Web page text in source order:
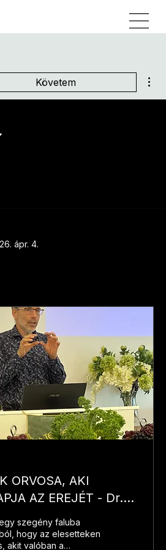
Követem
ápr. 4.
ORVOSA, AKI
AZ EREJÉT - Dr.
családorvos
szegény faluba
hogy az elesetteken
akit valóban a